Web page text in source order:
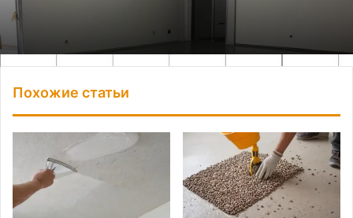
Похожие статьи